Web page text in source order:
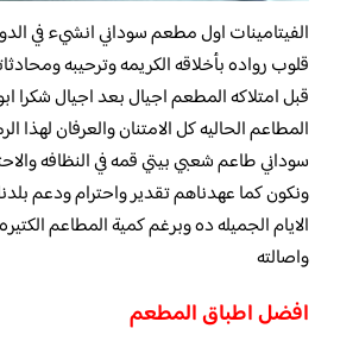
الفيتامينات اول مطعم سوداني انشيء في
قلوب رواده بأخلاقه الكريمه وترحيبه
قبل امتلاكه المطعم اجيال بعد اجيال شكرا
المطاعم الحاليه كل الامتنان والعرفان لهذا
سوداني طاعم شعبي بيتي قمه في النظافه
ونكون كما عهدناهم تقدير واحترام ودعم
الايام الجميله ده وبرغم كمية المطاعم
واصالته
افضل اطباق المطعم